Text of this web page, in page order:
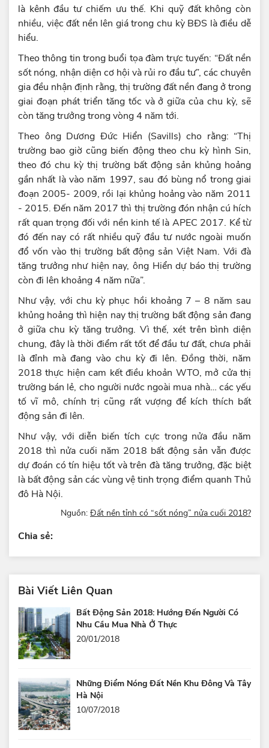
là kênh đầu tư chiếm ưu thế. Khi quỹ đất không còn
nhiều, việc đất nền lên giá trong chu kỳ BĐS là điều dễ
hiểu.
Theo thông tin trong buổi tọa đàm trực tuyến: “Đất nền
sốt nóng, nhận diện cơ hội và rủi ro đầu tư”, các chuyên
gia đều nhận định rằng, thị trường đất nền đang ở trong
giai đoạn phát triển tăng tốc và ở giữa của chu kỳ, sẽ
còn tăng trưởng trong vòng 4 năm tới.
Theo ông Dương Đức Hiển (Savills) cho rằng: “Thị
trường bao giờ cũng biến động theo chu kỳ hình Sin,
theo đó chu kỳ thị trường bất động sản khủng hoảng
gần nhất là vào năm 1997, sau đó bùng nổ trong giai
đoạn 2005- 2009, rồi lại khủng hoảng vào năm 2011
- 2015. Đến năm 2017 thì thị trường đón nhận cú hích
rất quan trọng đối với nền kinh tế là APEC 2017. Kể từ
đó đến nay có rất nhiều quỹ đầu tư nước ngoài muốn
đổ vốn vào thị trường bất động sản Việt Nam. Với đà
tăng trưởng như hiện nay, ông Hiển dự báo thị trường
còn đi lên khoảng 4 năm nữa”.
Như vậy, với chu kỳ phục hồi khoảng 7 – 8 năm sau
khủng hoảng thì hiện nay thị trường bất động sản đang
ở giữa chu kỳ tăng trưởng. Vì thế, xét trên bình diện
chung, đây là thời điểm rất tốt để đầu tư đất, chưa phải
là đỉnh mà đang vào chu kỳ đi lên. Đồng thời, năm
2018 thực hiện cam kết điều khoản WTO, mở cửa thị
trường bán lẻ, cho người nước ngoài mua nhà… các yếu
tố vĩ mô, chính trị cũng rất vượng để kích thích bất
động sản đi lên.
Như vậy, với diễn biến tích cực trong nửa đầu năm
2018 thì nửa cuối năm 2018 bất động sản vẫn được
dự đoán có tín hiệu tốt và trên đà tăng trưởng, đặc biệt
là bất động sản các vùng vệ tinh trọng điểm quanh Thủ
đô Hà Nội.
Nguồn: Đất nền tỉnh có “sốt nóng” nửa cuối 2018?
Chia sẻ:
Bài Viết Liên Quan
Bất Động Sản 2018: Hướng Đến Người Có
Nhu Cầu Mua Nhà Ở Thực
20/01/2018
Những Điểm Nóng Đất Nền Khu Đông Và Tây
Hà Nội
10/07/2018